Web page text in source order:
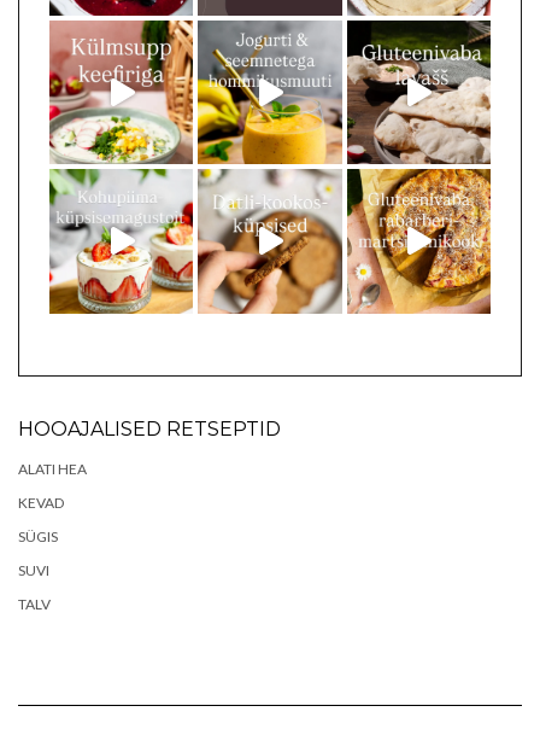
HOOAJALISED RETSEPTID
ALATI HEA
KEVAD
SÜGIS
SUVI
TALV